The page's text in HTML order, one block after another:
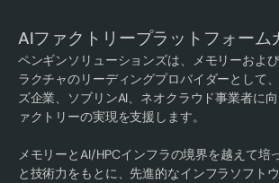
AIファクトリープラットフォーム
ペンギンソリューションズは、メモリーおよ
ラクチャのリーディングプロバイダーとして
ズ企業、ソブリンAI、ネオクラウド事業者に
ァクトリーの実現を支援します。
メモリーとAI/HPCインフラの境界を越えて培
と技術力をもとに、先進的なインフラソフト